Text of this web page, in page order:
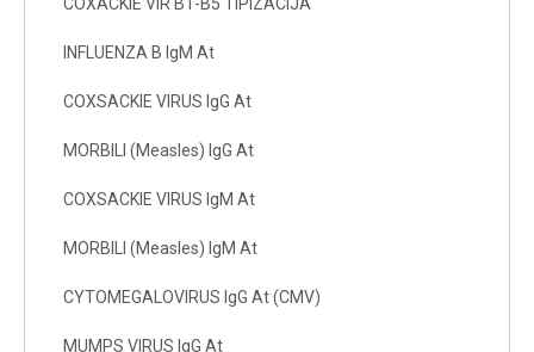
COXACKIE VIR B1-B5 TIPIZACIJA
INFLUENZA B IgM At
COXSACKIE VIRUS IgG At
MORBILI (Measles) IgG At
COXSACKIE VIRUS IgM At
MORBILI (Measles) IgM At
CYTOMEGALOVIRUS IgG At (CMV)
MUMPS VIRUS IgG At